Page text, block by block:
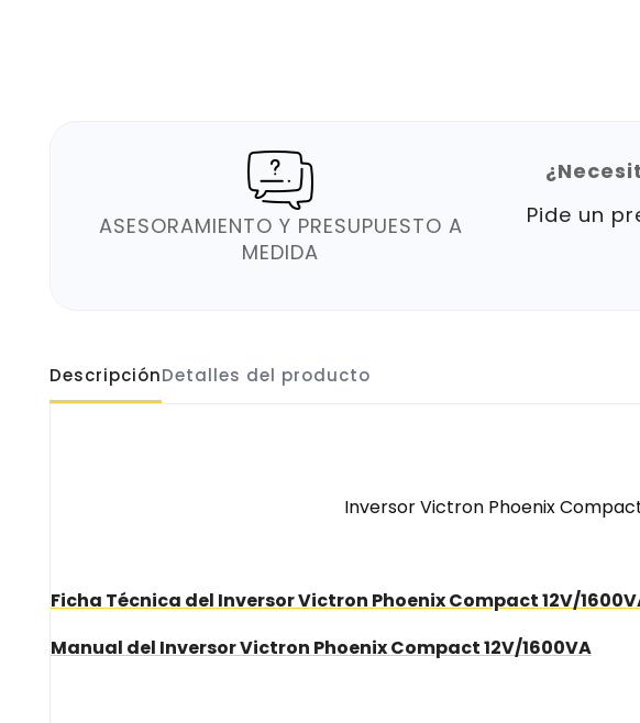
ASESORAMIENTO Y PRESUPUESTO A
MEDIDA
Pide un
DescripciónDetalles del producto
Inversor Victron Phoenix Compact
Ficha Técnica del Inversor Victron Phoenix Compact 12V/
Manual del Inversor Victron Phoenix Compact 12V/1600VA